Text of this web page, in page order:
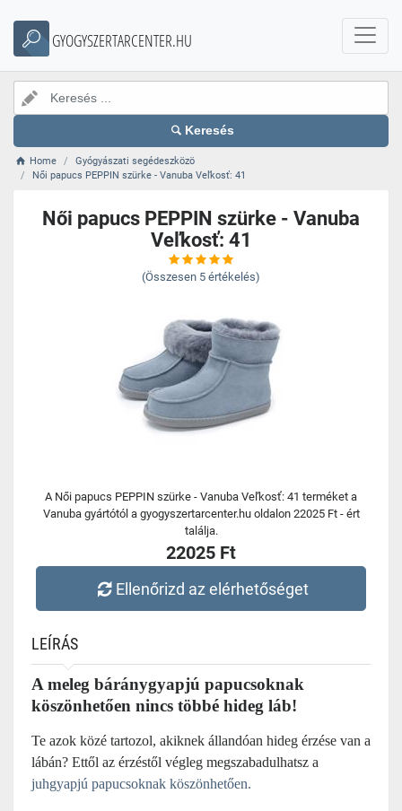
GYOGYSZERTARCENTER.HU
Keresés
Home
Gyógyászati segédeszközö
Női papucs PEPPIN szürke - Vanuba Veľkosť: 41
Női papucs PEPPIN szürke - Vanuba
Veľkosť: 41
(Összesen 5 értékelés)
A Női papucs PEPPIN szürke - Vanuba Veľkosť: 41 terméket a
Vanuba gyártótól a gyogyszertarcenter.hu oldalon 22025 Ft - ért
találja.
22025 Ft
Ellenőrizd az elérhetőséget
LEÍRÁS
A meleg báránygyapjú papucsoknak
köszönhetően nincs többé hideg láb!
Te azok közé tartozol, akiknek állandóan hideg érzése van a
lábán? Ettől az érzéstől végleg megszabadulhatsz a
juhgyapjú papucsoknak köszönhetően.